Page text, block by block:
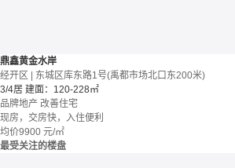
鼎鑫黄金水岸
经开区 | 东城区库东路1号(禹都市场北口东200米)
3/4居 建面：120-228㎡
品牌地产 改善住宅
现房，交房快，入住便利
均价9900 元/㎡
最受关注的楼盘